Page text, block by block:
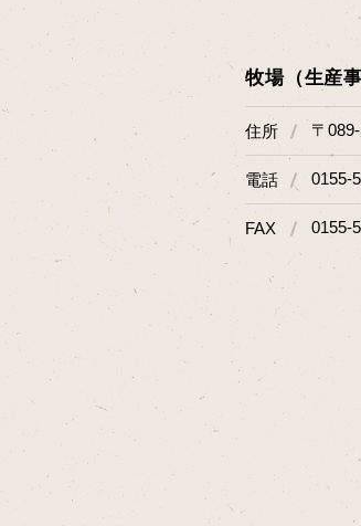
牧場（生産事
住所 〒
電話 0155-
FAX 0155-